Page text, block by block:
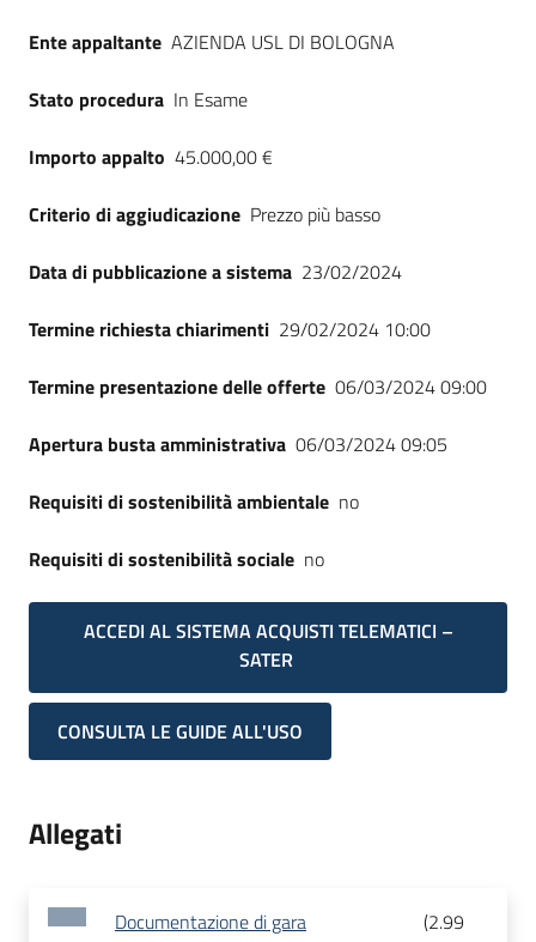
Ente appaltante AZIENDA USL DI BOLOGNA
Stato procedura In Esame
Importo appalto 45.000,00 €
Criterio di aggiudicazione Prezzo più basso
Data di pubblicazione a sistema 23/02/2024
Termine richiesta chiarimenti 29/02/2024 10:00
Termine presentazione delle offerte 06/03/2024 09:00
Apertura busta amministrativa 06/03/2024 09:05
Requisiti di sostenibilità ambientale no
Requisiti di sostenibilità sociale no
ACCEDI AL SISTEMA ACQUISTI TELEMATICI –
SATER
CONSULTA LE GUIDE ALL'USO
Allegati
Documentazione di gara
(2.99